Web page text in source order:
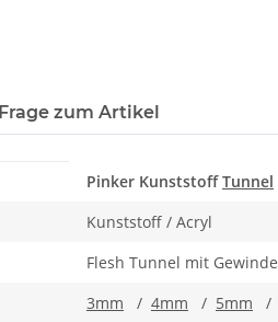
Frage zum Artikel
Pinker KunststoffTunnel
Kunststoff / Acryl
Flesh Tunnel mit Gewinde
3mm / 4mm / 5mm /